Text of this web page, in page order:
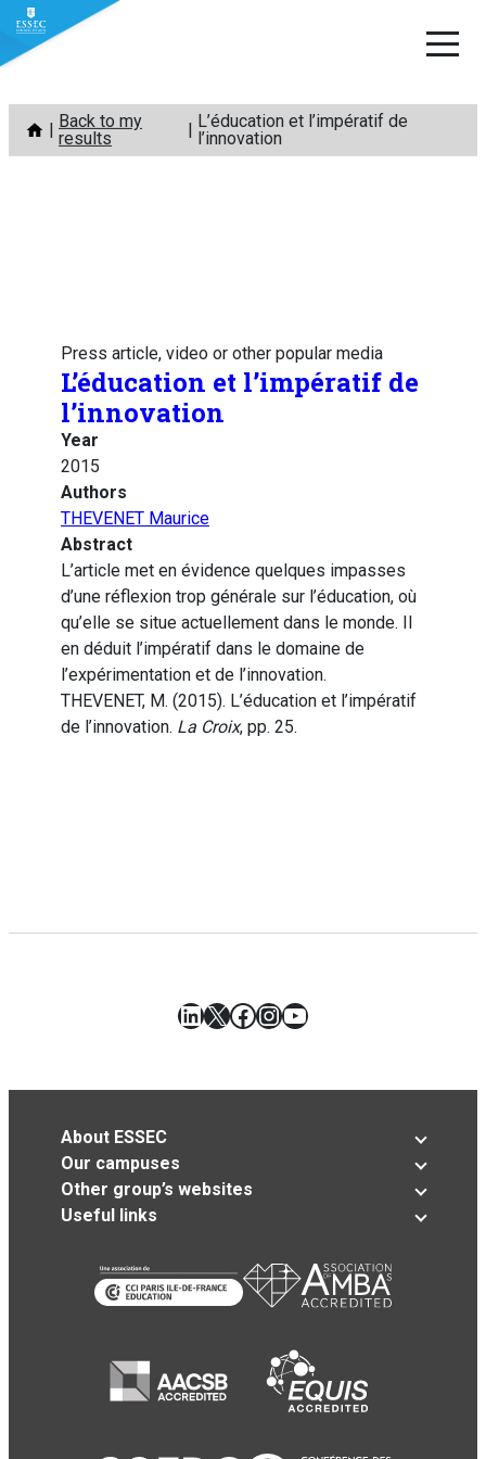
Skip
content
Back to my
results
L’éducation et l’impératif de
l’innovation
Press article, video or other popular media
L’éducation et l’impératif de
l’innovation
Year
2015
Authors
THEVENET Maurice
Abstract
L’article met en évidence quelques impasses
d’une réflexion trop générale sur l’éducation, où
qu’elle se situe actuellement dans le monde. Il
en déduit l’impératif dans le domaine de
l’expérimentation et de l’innovation.
THEVENET, M. (2015). L’éducation et l’impératif
de l’innovation. La Croix, pp. 25.
LinkedIn
X Facebook
Instagram
YouTube
About ESSEC
Our campuses
Other group’s websites
Useful links